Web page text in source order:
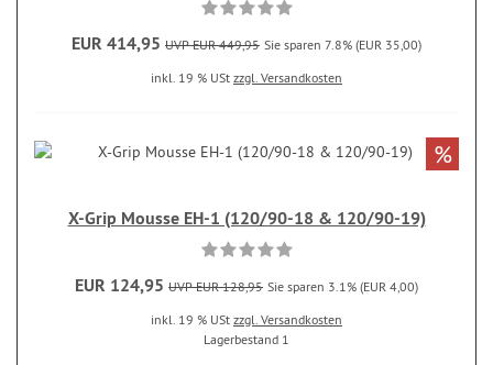
EUR 414,95 UVP EUR 449,95 Sie sparen 7.8% (EUR 35,00)
inkl. 19 % USt zzgl. Versandkosten
X-Grip Mousse EH-1 (120/90-18 & 120/90-19)
EUR 124,95 UVP EUR 128,95 Sie sparen 3.1% (EUR 4,00)
inkl. 19 % USt zzgl. Versandkosten
Lagerbestand 1
%